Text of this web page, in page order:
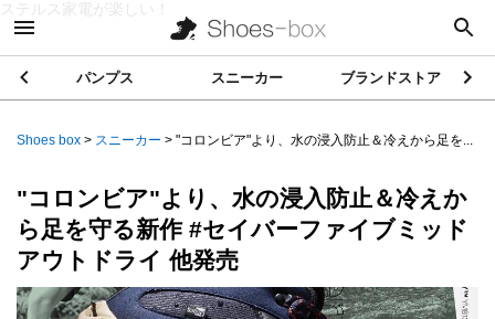
ステルス家電が楽しい！
パンプス スニーカー ブランドストア
Shoes box > スニーカー > "コロンビア"より、水の浸入防止＆冷えから足を...
"コロンビア"より、水の浸入防止＆冷えか
ら足を守る新作 #セイバーファイブミッド
アウトドライ 他発売